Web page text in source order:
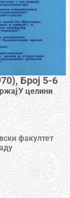
Број 5-6
У целини
факултет